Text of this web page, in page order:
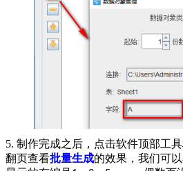
5. 制作完成之后，点击软件顶部工
翻页查看批量生成的效果，我们可以